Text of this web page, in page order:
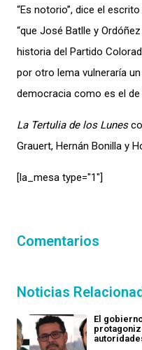
“Es notorio”, dice el
“que José Batlle y
historia del Partido
por otro lema vulneraría
democracia como es el de
La Tertulia de los Lunes
Grauert, Hernán Bonilla y
[la_mesa type="1″]
Comentarios
Noticias
El